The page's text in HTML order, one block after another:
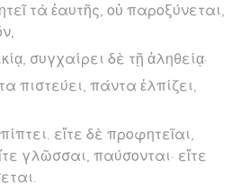
τὰ ἑαυτῆς, οὐ παροξύνεται,
συγχαίρει δὲ τῇ ἀληθείᾳ·
πιστεύει, πάντα ἐλπίζει,
εἴτε δὲ προφητεῖαι,
γλῶσσαι, παύσονται· εἴτε